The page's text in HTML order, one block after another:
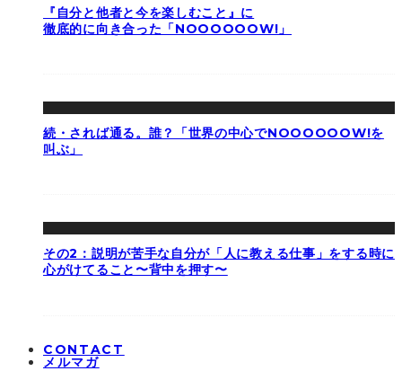
『自分と他者と今を楽しむこと』に
徹底的に向き合った「NOOOOOOW!」
続・されば通る。誰？「世界の中心でNOOOOOOW!を
叫ぶ」
その2：説明が苦手な自分が「人に教える仕事」をする時に
心がけてること〜背中を押す〜
CONTACT
メルマガ